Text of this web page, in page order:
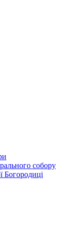
собору
Богородиці